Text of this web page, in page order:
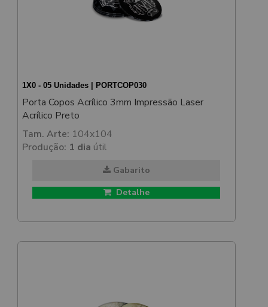
1X0 - 05 Unidades | PORTCOP030
Porta Copos Acrílico 3mm Impressão Laser
Acrílico Preto
Tam. Arte: 104x104
Produção: 1 dia útil
Gabarito
Detalhe